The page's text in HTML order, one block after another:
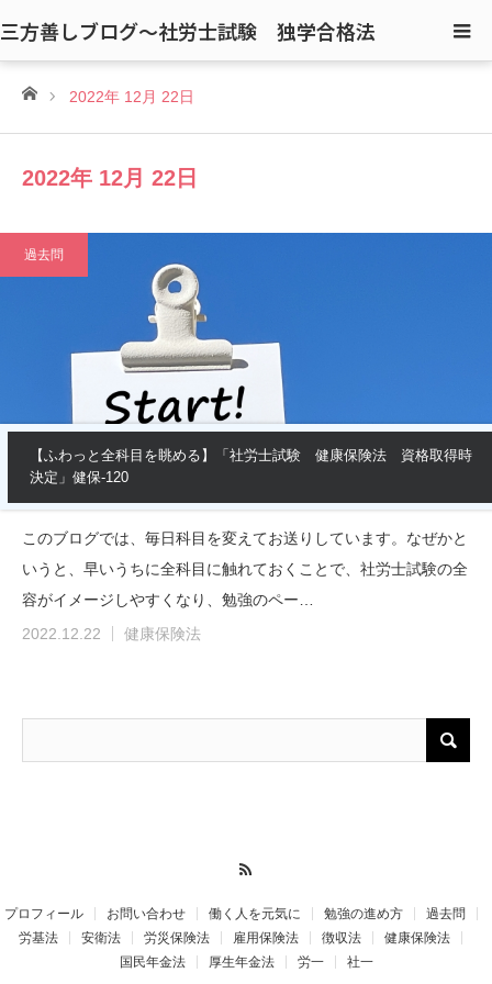
三方善しブログ〜社労士試験 独学合格法
ホーム2022年 12月 22日
2022年 12月 22日
過去問
【ふわっと全科目を眺める】「社労士試験 健康保険法 資格取得時
決定」健保-120
このブログでは、毎日科目を変えてお送りしています。なぜかと
いうと、早いうちに全科目に触れておくことで、社労士試験の全
容がイメージしやすくなり、勉強のペー…
2022.12.22
健康保険法
プロフィール お問い合わせ 働く人を元気に 勉強の進め方
過去問
労基法
安衛法 労災保険法 雇用保険法 徴収法
健康保険法
国民年金法
厚生年金法 労一 社一